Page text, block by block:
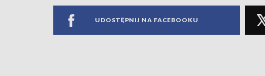
UDOSTĘPNIJ NA FACEBOOKU